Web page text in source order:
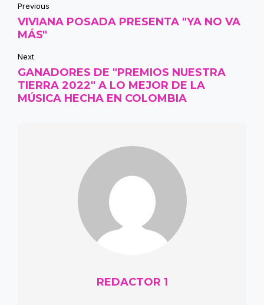
Previous
VIVIANA POSADA PRESENTA "YA NO VA
MÁS"
Next
GANADORES DE "PREMIOS NUESTRA
TIERRA 2022" A LO MEJOR DE LA
MÚSICA HECHA EN COLOMBIA
REDACTOR 1